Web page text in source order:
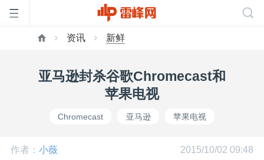
资讯 新鲜
亚马逊封杀谷歌Chromecast和
苹果电视
Chromecast 亚马逊 苹果电视
作者： 小薇 2015/10/02 09:48